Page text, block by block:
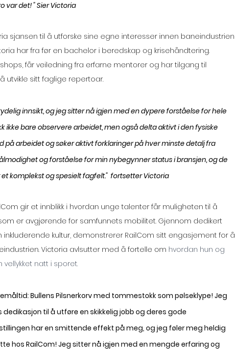
var det! " Sier Victoria
sjansen til å utforske sine egne interesser innen baneindustrien
har fra før en bachelor i beredskap og krisehåndtering.
får veiledning fra erfarne mentorer og har tilgang til
utvikle sitt faglige repertoar.
innsikt, og jeg sitter nå igjen med en dypere forståelse for hele
ikke bare observere arbeidet, men også delta aktivt i den fysiske
på arbeidet og søker aktivt forklaringer på hver minste detalj fra
og forståelse for min nybegynner status i bransjen, og de
komplekst og spesielt fagfelt."  fortsetter Victoria
gir et innblikk i hvordan unge talenter får muligheten til å
er avgjørende for samfunnets mobilitet. Gjennom dedikert
kultur, demonstrerer RailCom sitt engasjement for å
Victoria avlsutter med å fortelle om hvordan hun og
natt i sporet.
Bullens Pilsnerkorv med tommestokk som pølseklype! Jeg
til å utføre en skikkelig jobb og deres gode
har en smittende effekt på meg, og jeg føler meg heldig
hos RailCom! Jeg sitter nå igjen med en mengde erfaring og